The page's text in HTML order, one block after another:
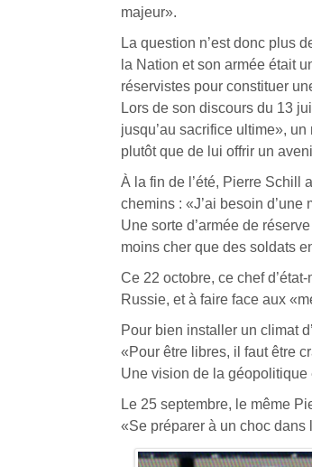
majeur».
La question n’est donc plus
la Nation et son armée était
réservistes pour constituer
Lors de son discours du 13
jusqu’au sacrifice ultime»,
plutôt que de lui offrir un
À la fin de l’été, Pierre Schill
chemins : «J’ai besoin
Une sorte d’armée de
moins cher que des soldats
Ce 22 octobre, ce chef
Russie, et à faire face aux
Pour bien installer un climat
«Pour être libres, il faut être
Une vision de la
Le 25 septembre, le même
«Se préparer à un choc dans